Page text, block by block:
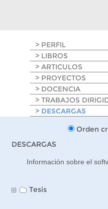
> PERFIL
> LIBROS
> ARTICULOS
> PROYECTOS
> DOCENCIA
> TRABAJOS
> DESCARGAS
Orden
DESCARGAS
Información sobre el
Tesis